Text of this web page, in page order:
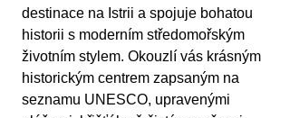
destinace na Istrii a spojuje bohatou
historii s moderním středomořským
životním stylem. Okouzlí vás krásným
historickým centrem zapsaným na
seznamu UNESCO, upravenými